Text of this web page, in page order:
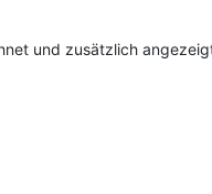
und zusätzlich